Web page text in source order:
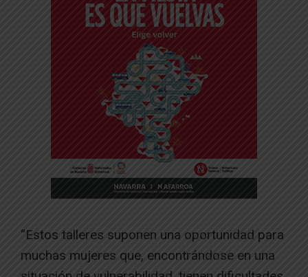
“Estos talleres suponen una oportunidad para
muchas mujeres que, encontrándose en una